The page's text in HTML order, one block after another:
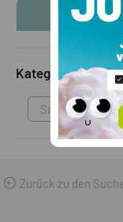
Kategorie
Sammlungen &
Zurück zu den